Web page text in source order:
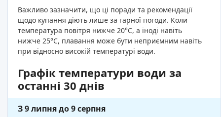
Важливо зазначити, що ці поради та рекомендації
щодо купання діють лише за гарної погоди. Коли
температура повітря нижче 20°C, а іноді навіть
нижче 25°C, плавання може бути неприємним навіть
при відносно високій температурі води.
Графік температури води за
останні 30 днів
З 9 липня до 9 серпня